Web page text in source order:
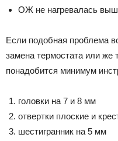
ОЖ не нагревалась
Если подобная проблема
замена термостата или же
понадобится минимум
головки на 7 и 8 мм
отвертки плоские и
шестигранник на 5 мм